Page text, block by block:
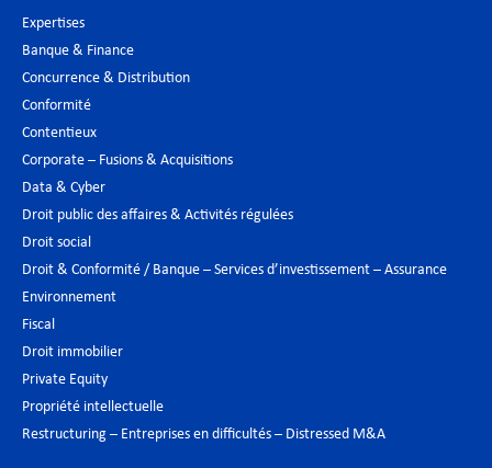
Expertises
Banque & Finance
Concurrence & Distribution
Conformité
Contentieux
Corporate – Fusions & Acquisitions
Data & Cyber
Droit public des affaires & Activités régulées
Droit social
Droit & Conformité / Banque – Services d’investissement – Assurance
Environnement
Fiscal
Droit immobilier
Private Equity
Propriété intellectuelle
Restructuring – Entreprises en difficultés – Distressed M&A